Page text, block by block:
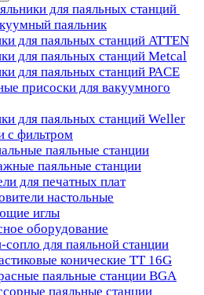
для паяльных станций
паяльник
для паяльных станций ATTEN
для паяльных станций Metcal
для паяльных станций PACE
присоски для вакуумного
для паяльных станций Weller
с фильтром
паяльные станции
паяльные станции
для печатных плат
настольные
иглы
оборудование
сопло для паяльной станции
конические TT 16G
паяльные станции BGA
паяльные станции